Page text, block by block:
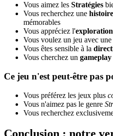
Vous aimez les Stratégies
Vous recherchez une
mémorables
Vous appréciez l'exploration
Vous voulez un jeu avec une
Vous êtes sensible à la
Vous cherchez un
Ce jeu n'est peut-être pas
Vous préférez les jeux plus
Vous n'aimez pas le genre
Vous recherchez
Conclusion : notre